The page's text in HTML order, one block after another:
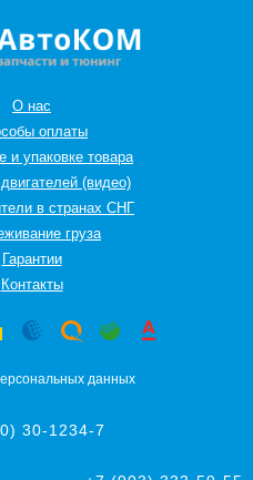
О нас
оплаты
и упаковке товара
(видео)
в странах СНГ
груза
Гарантии
Контакты
данных
30-1234-7